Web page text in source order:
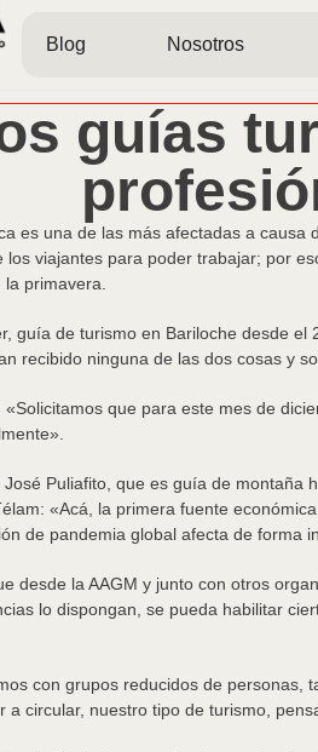
Blog Nosotros
guías
es una de las más afectadas a
los viajantes para poder trabajar; por
primavera.
guía de turismo en Bariloche desde
recibido ninguna de las dos cosas y
«Solicitamos que para este mes de
Puliafito, que es guía de montaña
«Acá, la primera fuente
de pandemia global afecta de forma
desde la AAGM y junto con otros
lo dispongan, se pueda habilitar
con grupos reducidos de personas,
a circular, nuestro tipo de turismo,